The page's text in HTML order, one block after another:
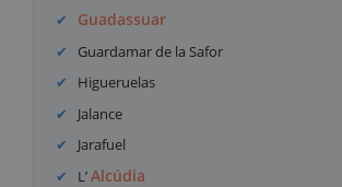
Guadassuar
Guardamar de la Safor
Higueruelas
Jalance
Jarafuel
L’Alcúdia